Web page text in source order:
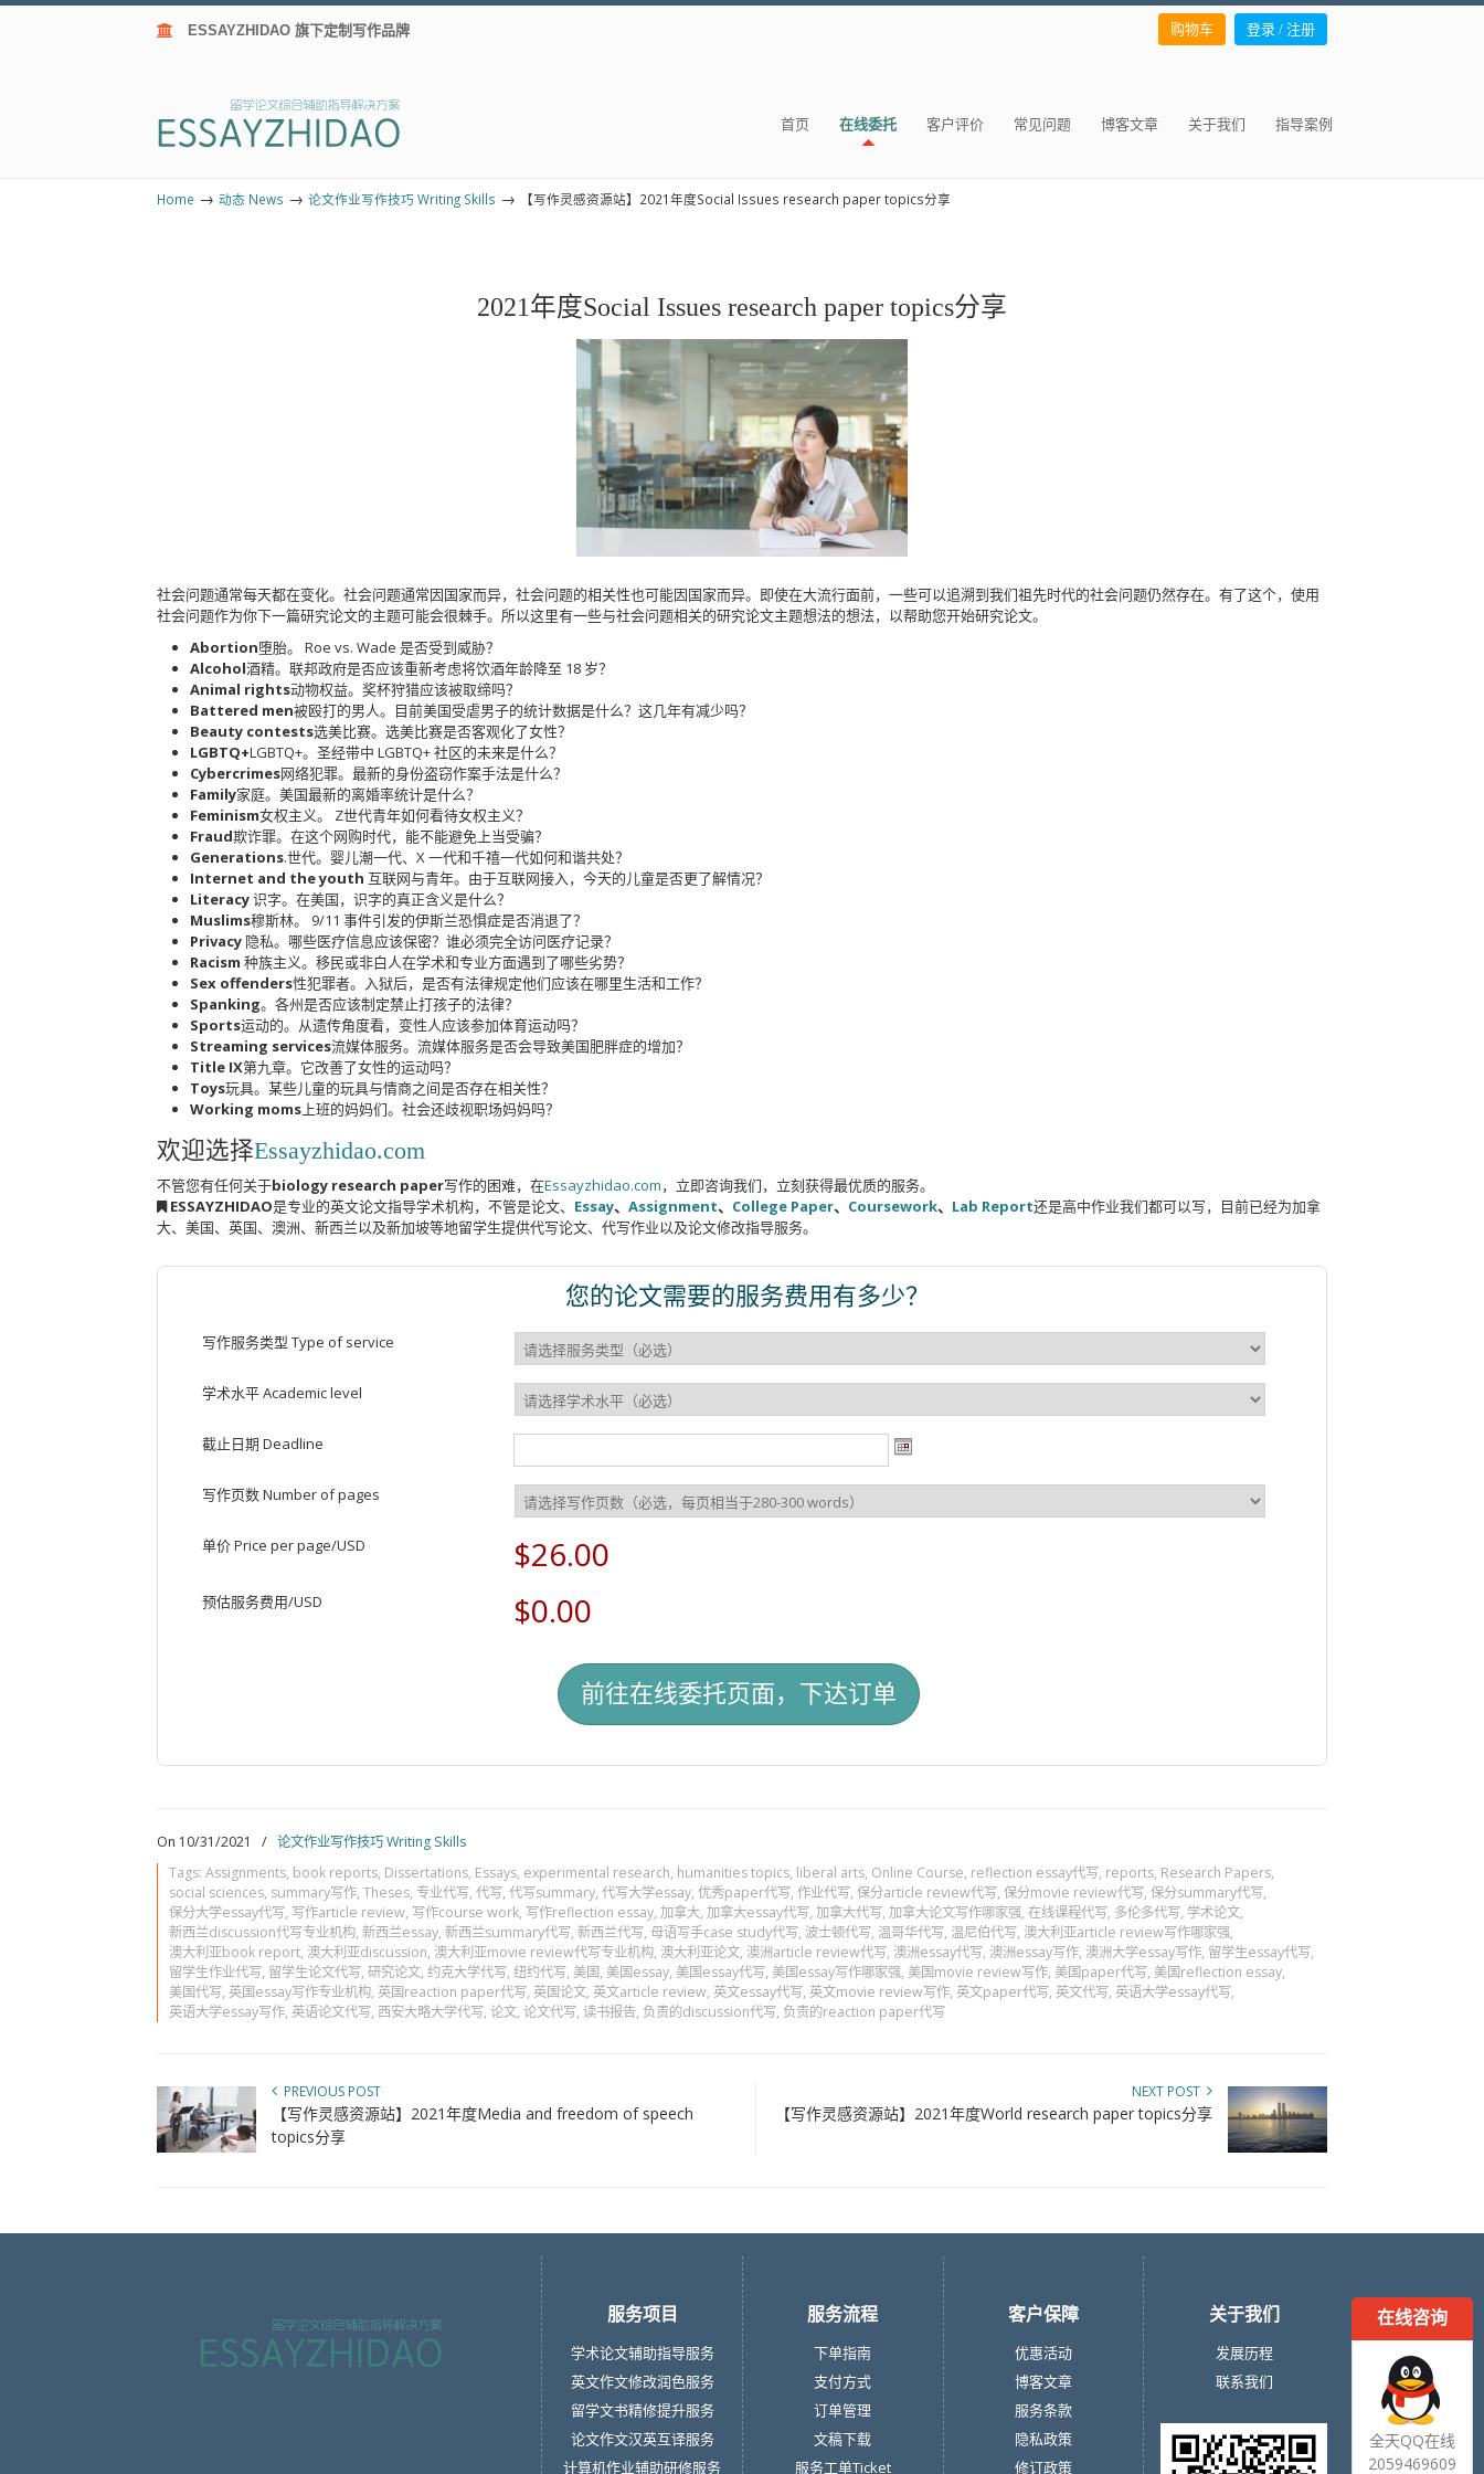
ESSAYZHIDAO 旗下定制写作品牌 购物车 登录 / 注册
首页 在线委托 客户评价 常见问题 博客文章 关于我们 指导案例
Home → 动态 News → 论文作业写作技巧 Writing Skills → 【写作灵感资源站】2021年度Social Issues research paper topics分享
2021年度Social Issues research paper topics分享
社会问题通常每天都在变化。社会问题通常因国家而异，社会问题的相关性也可能因国家而异。即使在大流行面前，一些可以追溯到我们祖先时代的社会问题仍然存在。有了这个，使用
社会问题作为你下一篇研究论文的主题可能会很棘手。所以这里有一些与社会问题相关的研究论文主题想法的想法，以帮助您开始研究论文。
Abortion堕胎。 Roe vs. Wade 是否受到威胁？
Alcohol酒精。联邦政府是否应该重新考虑将饮酒年龄降至 18 岁？
Animal rights动物权益。奖杯狩猎应该被取缔吗？
Battered men被殴打的男人。目前美国受虐男子的统计数据是什么？这几年有减少吗？
Beauty contests选美比赛。选美比赛是否客观化了女性？
LGBTQ+LGBTQ+。圣经带中 LGBTQ+ 社区的未来是什么？
Cybercrimes网络犯罪。最新的身份盗窃作案手法是什么？
Family家庭。美国最新的离婚率统计是什么？
Feminism女权主义。 Z世代青年如何看待女权主义？
Fraud欺诈罪。在这个网购时代，能不能避免上当受骗？
Generations.世代。婴儿潮一代、X 一代和千禧一代如何和谐共处？
Internet and the youth 互联网与青年。由于互联网接入，今天的儿童是否更了解情况？
Literacy识字。在美国，识字的真正含义是什么？
Muslims穆斯林。 9/11 事件引发的伊斯兰恐惧症是否消退了？
Privacy 隐私。哪些医疗信息应该保密？谁必须完全访问医疗记录？
Racism 种族主义。移民或非白人在学术和专业方面遇到了哪些劣势？
Sex offenders性犯罪者。入狱后，是否有法律规定他们应该在哪里生活和工作？
Spanking。各州是否应该制定禁止打孩子的法律？
Sports运动的。从遗传角度看，变性人应该参加体育运动吗？
Streaming services流媒体服务。流媒体服务是否会导致美国肥胖症的增加？
Title IX第九章。它改善了女性的运动吗？
Toys玩具。某些儿童的玩具与情商之间是否存在相关性？
Working moms 上班的妈妈们。社会还歧视职场妈妈吗？
欢迎选择Essayzhidao.com
不管您有任何关于biology research paper写作的困难，在Essayzhidao.com，立即咨询我们，立刻获得最优质的服务。
ESSAYZHIDAO是专业的英文论文指导学术机构，不管是论文、 Essay、 Assignment、 College Paper、 Coursework、 Lab Report还是高中作业我们都可以写，目前已经为加拿
大、美国、英国、澳洲、新西兰以及新加坡等地留学生提供代写论文、代写作业以及论文修改指导服务。
您的论文需要的服务费用有多少？
写作服务类型 Type of service
学术水平 Academic level
截止日期 Deadline
写作页数 Number of pages
单价 Price per page/USD $26.00
预估服务费用/USD $0.00
On 10/31/2021 / 论文作业写作技巧 Writing Skills
Tags: Assignments, book reports, Dissertations, Essays, experimental research, humanities topics, liberal arts, Online Course, reflection essay代写, reports, Research Papers,
social sciences, summary写作, Theses, 专业代写, 代写, 代写summary, 代写大学essay, 优秀paper代写, 作业代写, 保分article review代写, 保分movie review代写, 保分summary代写,
保分大学essay代写, 写作article review, 写作course work, 写作reflection essay, 加拿大, 加拿大essay代写, 加拿大代写, 加拿大论文写作哪家强, 在线课程代写, 多伦多代写, 学术论文,
新西兰discussion代写专业机构, 新西兰essay, 新西兰summary代写, 新西兰代写, 母语写手case study代写, 波士顿代写, 温哥华代写, 温尼伯代写, 澳大利亚article review写作哪家强,
澳大利亚book report, 澳大利亚discussion, 澳大利亚movie review代写专业机构, 澳大利亚论文, 澳洲article review代写, 澳洲essay代写, 澳洲essay写作, 澳洲大学essay写作, 留学生essay代写,
留学生作业代写, 留学生论文代写, 研究论文, 约克大学代写, 纽约代写, 美国, 美国essay, 美国essay代写, 美国essay写作哪家强, 美国movie review写作, 美国paper代写, 美国reflection essay,
美国代写, 英国essay写作专业机构, 英国reaction paper代写, 英国论文, 英文article review, 英文essay代写, 英文movie review写作, 英文paper代写, 英文代写, 英语大学essay代写,
英语大学essay写作, 英语论文代写, 西安大略大学代写, 论文, 论文代写, 读书报告, 负责的discussion代写, 负责的reaction paper代写
PREVIOUS POST
【写作灵感资源站】2021年度Media and freedom of speech
topics分享
NEXT POST
【写作灵感资源站】2021年度World research paper topics分享
在线咨询
全天QQ在线
2059469609
服务项目
学术论文辅助指导服务
英文作文修改润色服务
留学文书精修提升服务
论文作文汉英互译服务
计算机作业辅助研修服务
服务流程
下单指南
支付方式
订单管理
文稿下载
服务工单Ticket
客户保障
优惠活动
博客文章
服务条款
隐私政策
修订政策
关于我们
发展历程
联系我们